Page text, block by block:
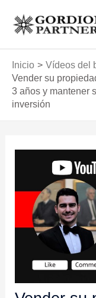
contenido
Inicio
Vídeos del
Vender su
3 años y mantener
inversión